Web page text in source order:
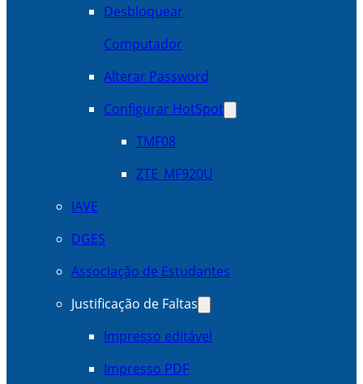
Desbloquear
Computador
Alterar Password
Configurar HotSpot
TMF08
ZTE_MF920U
IAVE
DGES
Associação de Estudantes
Justificação de Faltas
Impresso editável
Impresso PDF